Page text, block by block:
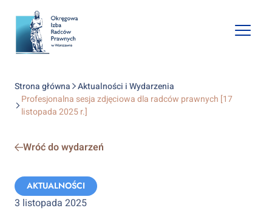
Open
Strona główna
Aktualności i Wydarzenia
Profesjonalna sesja zdjęciowa dla radców prawnych [17
listopada 2025 r.]
Wróć do wydarzeń
Categories:
AKTUALNOŚCI
3 listopada 2025